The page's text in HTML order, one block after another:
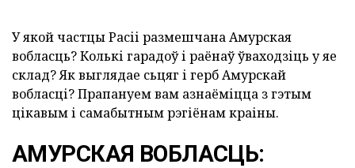
У якой частцы Расіі размешчана Амурская
вобласць? Колькі гарадоў і раёнаў ўваходзіць у яе
склад? Як выглядае сьцяг і герб Амурскай
вобласці? Прапануем вам азнаёміцца з гэтым
цікавым і самабытным рэгіёнам краіны.
АМУРСКАЯ ВОБЛАСЦЬ: